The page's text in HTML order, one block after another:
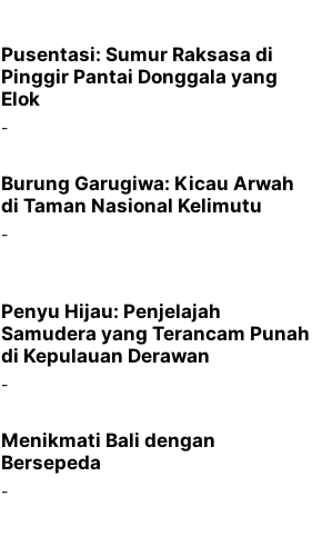
Pusentasi: Sumur Raksasa di
Pinggir Pantai Donggala yang
Elok
-
Burung Garugiwa: Kicau Arwah
di Taman Nasional Kelimutu
-
Penyu Hijau: Penjelajah
Samudera yang Terancam Punah
di Kepulauan Derawan
-
Menikmati Bali dengan
Bersepeda
-